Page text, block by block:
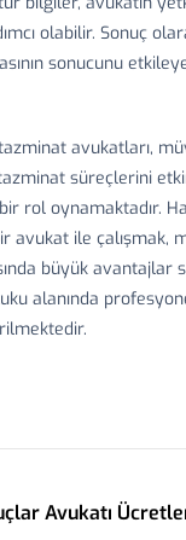
olabilir. Sonuç
sonucunu
avukatları,
süreçlerini
rol oynamaktadır.
avukat ile çalışmak,
büyük avantajlar
alanında
Avukatı